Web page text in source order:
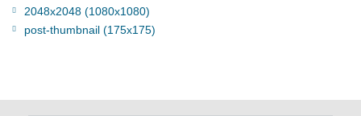
2048x2048 (1080x1080)
post-thumbnail (175x175)